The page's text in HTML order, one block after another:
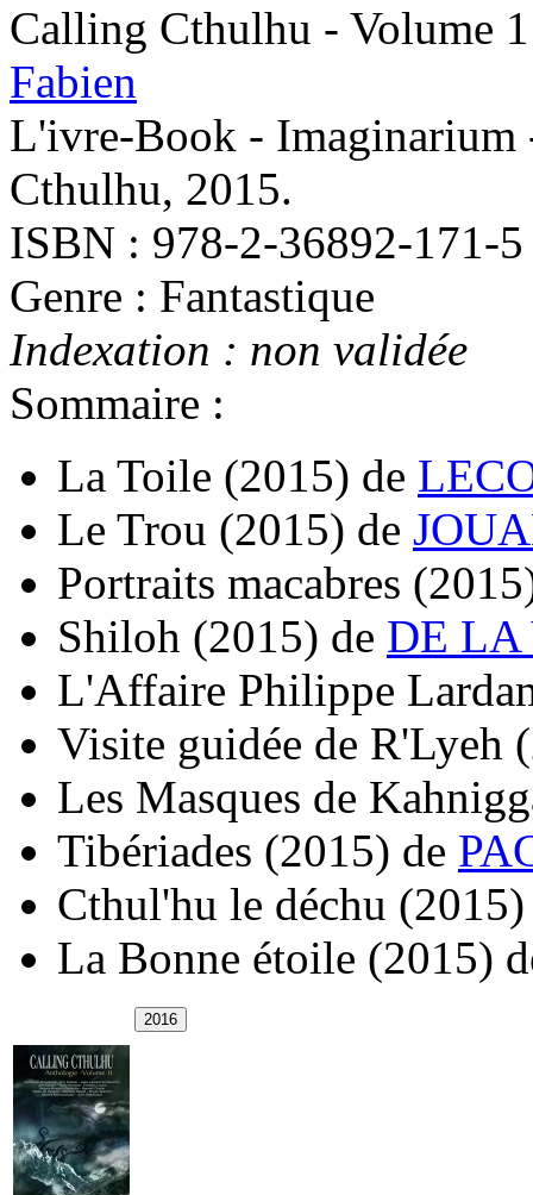
Calling Cthulhu - Volume 1
Fabien
L'ivre-Book - Imaginarium
Cthulhu, 2015.
ISBN : 978-2-36892-171-5
Genre : Fantastique
Indexation : non validée
Sommaire :
La Toile (2015) de
Le Trou (2015) de
Portraits macabres
Shiloh (2015) de DE LA
L'Affaire Philippe
Visite guidée de R'Lyeh
Les Masques de
Tibériades (2015) de
Cthul'hu le déchu (2015)
La Bonne étoile (2015)